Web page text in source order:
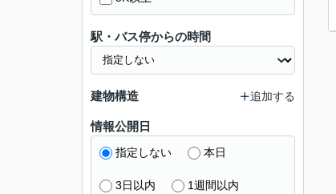
駅・バス停からの時間
建物構造 追加する
情報公開日
指定しない 本日
3日以内 1週間以内